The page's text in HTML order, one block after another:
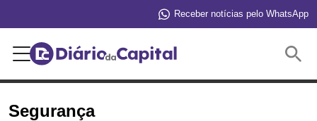
Receber notícias pelo WhatsApp
Segurança